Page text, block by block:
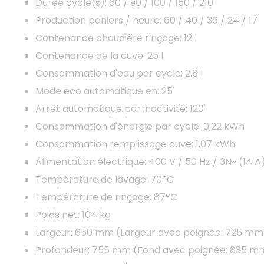
Durée cycle(s): 60 / 90 / 100 / 150 / 210"
Production paniers / heure: 60 / 40 / 36 / 24 / 17
Contenance chaudière rinçage: 12 l
Contenance de la cuve: 25 l
Consommation d'eau par cycle: 2.8 l
Mode eco automatique en: 25'
Arrêt automatique par inactivité: 120'
Consommation d'énergie par cycle: 0,22 kWh
Consommation remplissage cuve: 1,07 kWh
Alimentation électrique: 400 V / 50 Hz / 3N~ (14 A)
Température de lavage: 70ºC
Température de rinçage: 87ºC
Poids net: 104 kg
Largeur: 650 mm (Largeur avec poignée: 725
Profondeur: 755 mm (Fond avec poignée: 835